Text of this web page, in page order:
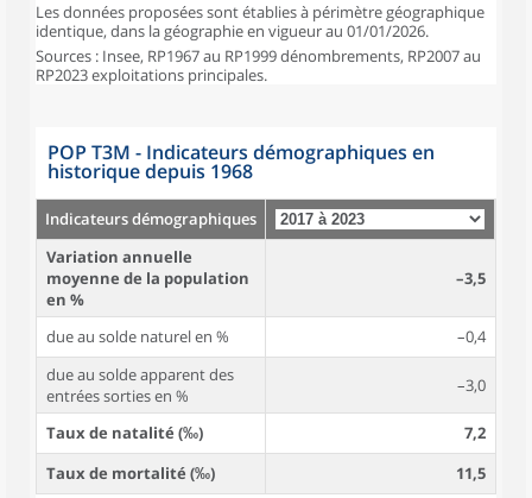
Les données proposées sont établies à périmètre géographique
identique, dans la géographie en vigueur au 01/01/2026.
Sources : Insee, RP1967 au RP1999 dénombrements, RP2007 au
RP2023 exploitations principales.
POP T3M - Indicateurs démographiques en
historique depuis 1968
Indicateurs démographiques
Variation annuelle
moyenne de la population
en %
–3,5
due au solde naturel en %
–0,4
due au solde apparent des
entrées sorties en %
–3,0
Taux de natalité (‰)
7,2
Taux de mortalité (‰)
11,5